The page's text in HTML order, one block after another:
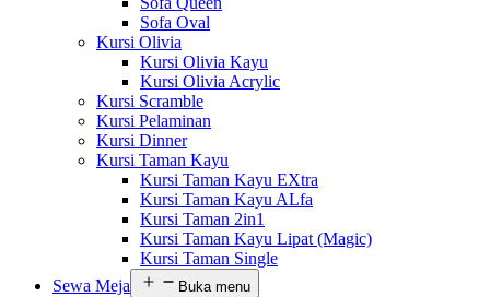
Sofa Oval
Kursi Olivia
Kursi Olivia Kayu
Kursi Olivia Acrylic
Kursi Scramble
Kursi Pelaminan
Kursi Dinner
Kursi Taman Kayu
Kursi Taman Kayu EXtra
Kursi Taman Kayu ALfa
Kursi Taman 2in1
Kursi Taman Kayu Lipat (Magic)
Kursi Taman Single
Sewa Meja
Buka menu